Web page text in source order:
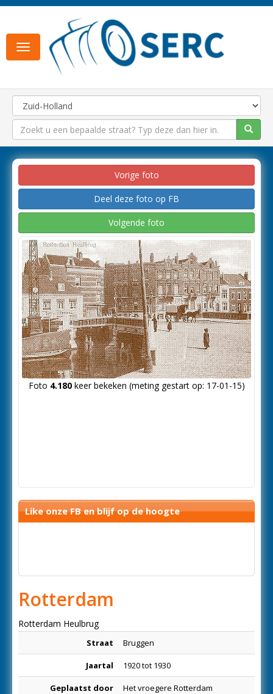
Toggle
navigation
Vorige foto
Deel deze foto op FB
Volgende foto
Foto 4.180keer bekeken (meting gestart op: 17-01-15)
Like onze FB en blijf op de hoogte
Rotterdam
Rotterdam Heulbrug
Straat Bruggen
Jaartal 1920 tot 1930
Geplaatst door Het vroegere Rotterdam